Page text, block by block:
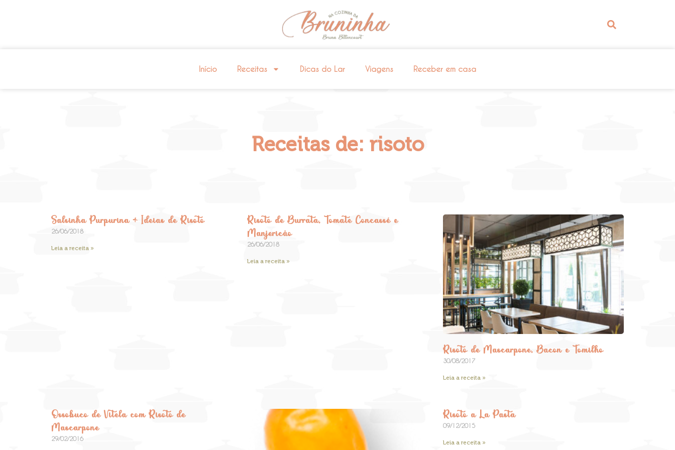
Início Receitas Dicas do Lar Viagens Receber em casa
Receitas de: risoto
Salsinha Purpurina + Ideias de Risoto
26/06/2018
Leia a receita »
Risoto de Burrata, Tomate Concassé e
Manjericão
26/06/2018
Leia a receita »
Risoto de Mascarpone, Bacon e Tomilho
30/08/2017
Leia a receita »
Ossobuco de Vitela com Risoto de
Mascarpone
29/02/2016
Risoto a La Pasta
09/12/2015
Leia a receita »